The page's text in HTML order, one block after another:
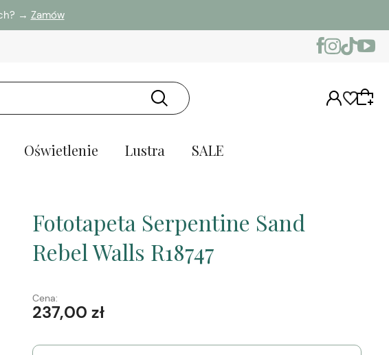
→ Zamów
Oświetlenie Lustra SALE
Fototapeta Serpentine Sand
Rebel Walls R18747
Cena:
237,00 zł